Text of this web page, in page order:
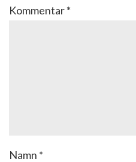
Kommentar*
Namn *